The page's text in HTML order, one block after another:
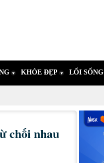
KHỎE ĐẸP LỐI SỐNG
chối nhau